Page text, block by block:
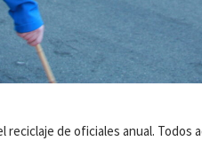
reciclaje de oficiales anual.